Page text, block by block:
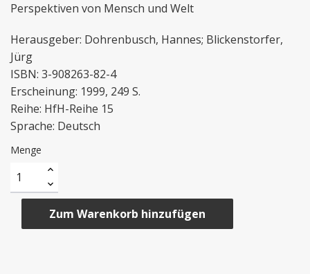
Perspektiven von Mensch und Welt
Herausgeber: Dohrenbusch, Hannes; Blickenstorfer,
Jürg
ISBN: 3-908263-82-4
Erscheinung: 1999, 249 S.
Reihe: HfH-Reihe 15
Sprache: Deutsch
Menge
Zum Warenkorb hinzufügen